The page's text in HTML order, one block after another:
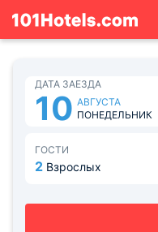
ДАТА ЗАЕЗДА
10 АВГУСТА
ПОНЕДЕЛЬНИК
ГОСТИ
2 Взрослых